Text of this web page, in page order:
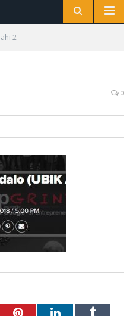
2
0
PinterestLinkedInTumblr